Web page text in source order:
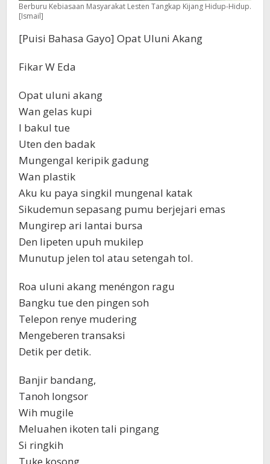
Berburu Kebiasaan Masyarakat Lesten Tangkap Kijang Hidup-Hidup.
[Ismail]
[Puisi Bahasa Gayo] Opat Uluni Akang
Fikar W Eda
Opat uluni akang
Wan gelas kupi
I bakul tue
Uten den badak
Mungengal keripik gadung
Wan plastik
Aku ku paya singkil mungenal katak
Sikudemun sepasang pumu berjejari emas
Mungirep ari lantai bursa
Den lipeten upuh mukilep
Munutup jelen tol atau setengah tol.
Roa uluni akang menéngon ragu
Bangku tue den pingen soh
Telepon renye mudering
Mengeberen transaksi
Detik per detik.
Banjir bandang,
Tanoh longsor
Wih mugile
Meluahen ikoten tali pingang
Si ringkih
Tuke kosong